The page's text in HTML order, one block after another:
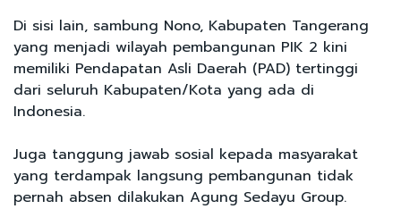
Di sisi lain, sambung Nono, Kabupaten Tangerang
yang menjadi wilayah pembangunan PIK 2 kini
memiliki Pendapatan Asli Daerah (PAD) tertinggi
dari seluruh Kabupaten/Kota yang ada di
Indonesia.
Juga tanggung jawab sosial kepada masyarakat
yang terdampak langsung pembangunan tidak
pernah absen dilakukan Agung Sedayu Group.